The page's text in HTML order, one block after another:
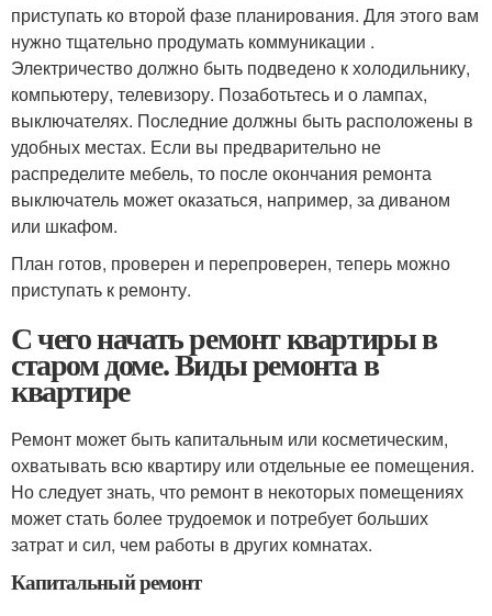
приступать ко второй фазе планирования. Для этого вам
нужно тщательно продумать коммуникации .
Электричество должно быть подведено к холодильнику,
компьютеру, телевизору. Позаботьтесь и о лампах,
выключателях. Последние должны быть расположены в
удобных местах. Если вы предварительно не
распределите мебель, то после окончания ремонта
выключатель может оказаться, например, за диваном
или шкафом.
План готов, проверен и перепроверен, теперь можно
приступать к ремонту.
С чего начать ремонт квартиры в
старом доме. Виды ремонта в
квартире
Ремонт может быть капитальным или косметическим,
охватывать всю квартиру или отдельные ее помещения.
Но следует знать, что ремонт в некоторых помещениях
может стать более трудоемок и потребует больших
затрат и сил, чем работы в других комнатах.
Капитальный ремонт